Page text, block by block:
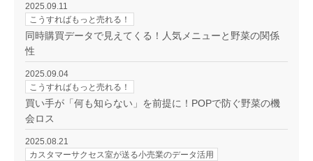
2025.09.11
こうすればもっと売れる！
同時購買データで見えてくる！人気メニューと野菜の関係
性
2025.09.04
こうすればもっと売れる！
買い手が「何も知らない」を前提に！POPで防ぐ野菜の機
会ロス
2025.08.21
カスタマーサクセス室が送る小売業のデータ活用